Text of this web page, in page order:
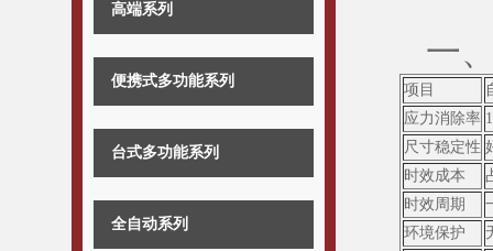
高端系列
便携式多功能系列
台式多功能系列
全自动系列
一
项目
应力消除率
尺寸稳定性
时效成本
时效周期
环境保护